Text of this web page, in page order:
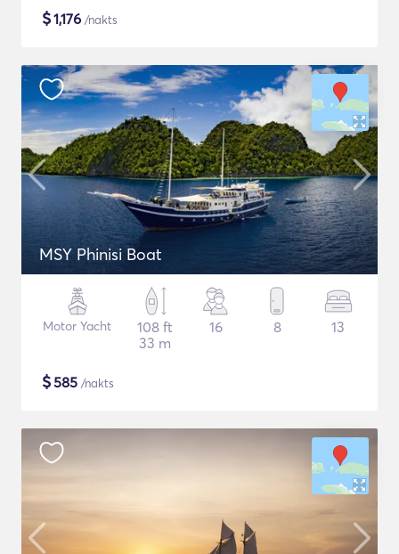
$1,176 /nakts
MSY Phinisi Boat
Motor Yacht
108 ft
33 m
16 8 13
$585 /nakts